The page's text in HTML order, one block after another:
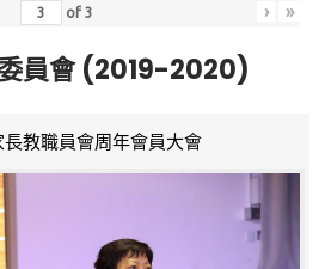
of3 › »
員會 (2019-2020)
教職員會周年會員大會